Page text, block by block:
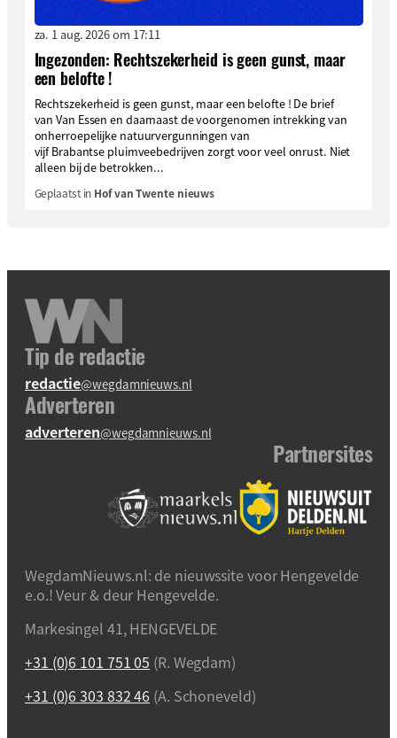
za. 1 aug. 2026 om 17:11
Ingezonden: Rechtszekerheid is geen gunst, maar
een belofte !
Rechtszekerheid is geen gunst, maar een belofte ! De brief
van Van Essen en daarnaast de voorgenomen intrekking van
onherroepelijke natuurvergunningen van
vijf Brabantse pluimveebedrijven zorgt voor veel onrust. Niet
alleen bij de betrokken...
Geplaatst in Hof van Twente nieuws
Tip de redactie
redactie@wegdamnieuws.nl
Adverteren
adverteren@wegdamnieuws.nl
Partnersites
WegdamNieuws.nl: de nieuwssite voor Hengevelde
e.o.! Veur & deur Hengevelde.
Markesingel 41, HENGEVELDE
+31 (0)6 101 751 05 (R. Wegdam)
+31 (0)6 303 832 46 (A. Schoneveld)